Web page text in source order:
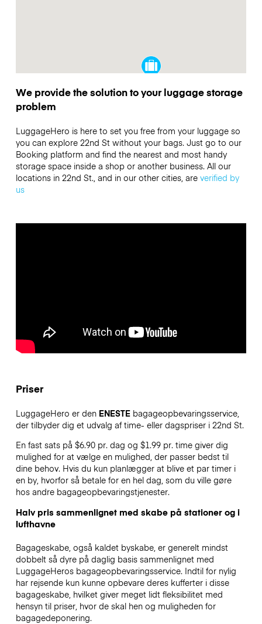
We provide the solution to your luggage storage
problem
LuggageHero is here to set you free from your luggage so
you can explore 22nd St without your bags. Just go to our
Booking platform and find the nearest and most handy
storage space inside a shop or another business. All our
locations in 22nd St., and in our other cities, are verified by
us
Priser
LuggageHero er den ENESTEbagageopbevaringsservice,
der tilbyder dig et udvalg af time- eller dagspriser i 22nd St.
En fast sats på $6.90 pr. dag og $1.99 pr. time giver dig
mulighed for at vælge en mulighed, der passer bedst til
dine behov. Hvis du kun planlægger at blive et par timer i
en by, hvorfor så betale for en hel dag, som du ville gøre
hos andre bagageopbevaringstjenester.
Halv pris sammenlignet med skabe på stationer og i
lufthavne
Bagageskabe, også kaldet byskabe, er generelt mindst
dobbelt så dyre på daglig basis sammenlignet med
LuggageHeros bagageopbevaringsservice. Indtil for nylig
har rejsende kun kunne opbevare deres kufferter i disse
bagageskabe, hvilket giver meget lidt fleksibilitet med
hensyn til priser, hvor de skal hen og muligheden for
bagagedeponering.